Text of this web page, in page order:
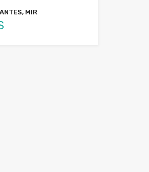
MIR